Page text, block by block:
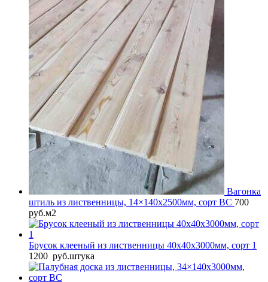
Вагонка
штиль из лиственницы, 14×140x2500мм, сорт BС 700
руб.м2
Брусок клееный из лиственницы 40x40x3000мм, сорт 1
1200 руб.штука